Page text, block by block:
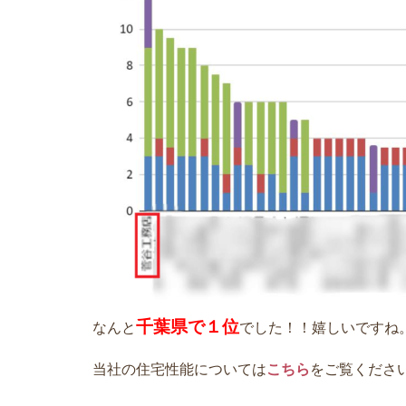
なんと千葉県で１位でした！！嬉しいですね
当社の住宅性能についてはこちら をご覧くださ